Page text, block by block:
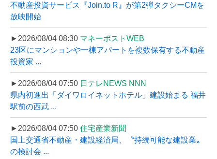
不動産投資サービス『Join.to R』が第2弾タクシーCMを
放映開始
►2026/08/04 08:30 マネーポストWEB
23区にマンションや一棟アパートを複数保有する不動産
投資家 ...
►2026/08/04 07:50 日テレNEWS NNN
県内初進出「ダイワロイネットホテル」建設始まる 福井
駅前の西武 ...
►2026/08/04 07:50 住宅産業新聞
国土交通省不動産・建設経済局、〝持続可能な建設業〟
の検討会 ...